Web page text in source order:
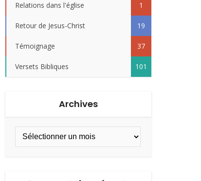
Relations dans l'église 1
Retour de Jesus-Christ 19
Témoignage 37
Versets Bibliques 101
Archives